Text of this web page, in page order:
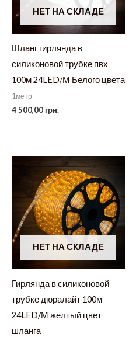
НЕТ НА СКЛАДЕ
Шланг гирлянда в
силиконовой трубке пвх
100м 24LED/М Белого цвета
1метр
4 500,00 грн.
НЕТ НА СКЛАДЕ
Гирлянда в силиконовой
трубке дюралайт 100м
24LED/М желтый цвет
шланга